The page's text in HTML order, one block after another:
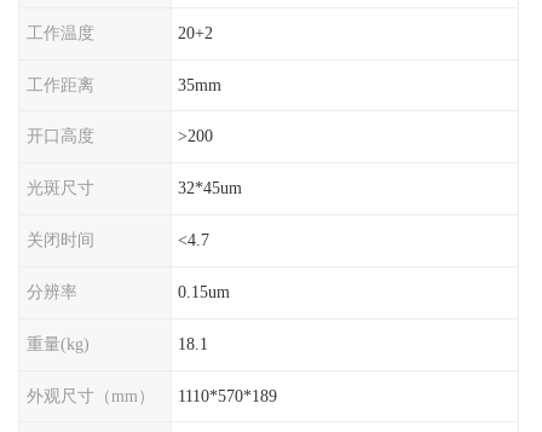
工作温度 20+2
工作距离 35mm
开口高度 >200
光斑尺寸 32*45um
关闭时间 <4.7
分辨率 0.15um
重量(kg) 18.1
外观尺寸（mm） 1110*570*189